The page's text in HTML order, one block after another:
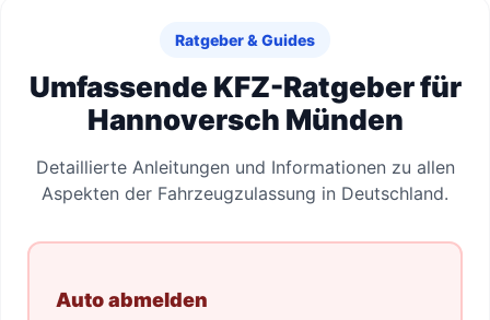
Ratgeber & Guides
Umfassende KFZ-Ratgeber für
Hannoversch Münden
Detaillierte Anleitungen und Informationen zu allen
Aspekten der Fahrzeugzulassung in Deutschland.
Auto abmelden